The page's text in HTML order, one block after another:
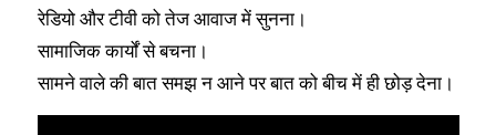
रेडियो और टीवी को तेज आवाज में सुनना।
सामाजिक कार्यों से बचना।
सामने वाले की बात समझ न आने पर बात को बीच में ही छोड़ देना।